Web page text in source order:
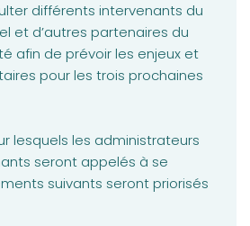
différents intervenants du
et d’autres partenaires du
afin de prévoir les enjeux et
pour les trois prochaines
lesquels les administrateurs
seront appelés à se
suivants seront priorisés